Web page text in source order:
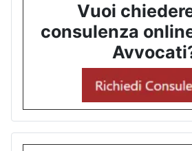
Vuoi
consulenza